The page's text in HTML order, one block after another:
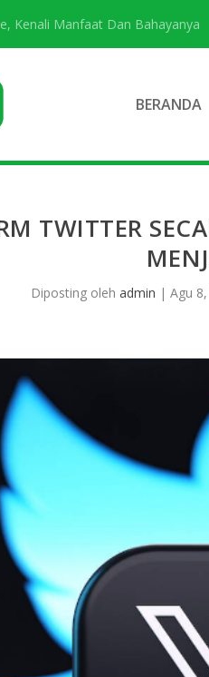
Kenali Manfaat Dan Bahayanya
BERANDA
TWITTER
Diposting oleh admin | Agu